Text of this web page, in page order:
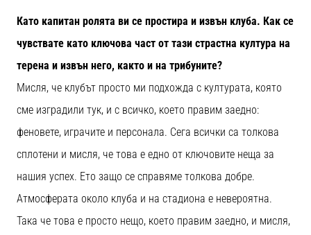
Като капитан ролята ви се простира и извън клуба. Как се
чувствате като ключова част от тази страстна култура на
терена и извън него, както и на трибуните?
Мисля, че клубът просто ми подхожда с културата, която
сме изградили тук, и с всичко, което правим заедно:
феновете, играчите и персонала. Сега всички са толкова
сплотени и мисля, че това е едно от ключовите неща за
нашия успех. Ето защо се справяме толкова добре.
Атмосферата около клуба и на стадиона е невероятна.
Така че това е просто нещо, което правим заедно, и мисля,